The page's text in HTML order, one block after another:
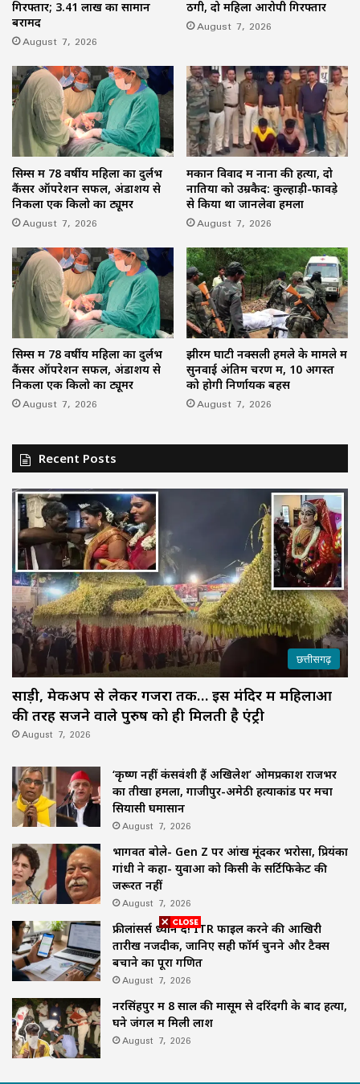
गिरफ्तार; 3.41 लाख का सामान
बरामद
August 7, 2026
ठगी, दो महिला आरोपी गिरफ्तार
August 7, 2026
सिम्स में 78 वर्षीय महिला का दुर्लभ
कैंसर ऑपरेशन सफल, अंडाशय से
निकला एक किलो का ट्यूमर
August 7, 2026
मकान विवाद में नाना की हत्या, दो
नातियों को उम्रकैद: कुल्हाड़ी-फावड़े
से किया था जानलेवा हमला
August 7, 2026
सिम्स में 78 वर्षीय महिला का दुर्लभ
कैंसर ऑपरेशन सफल, अंडाशय से
निकला एक किलो का ट्यूमर
August 7, 2026
झीरम घाटी नक्सली हमले के मामले में
सुनवाई अंतिम चरण में, 10 अगस्त
को होगी निर्णायक बहस
August 7, 2026
Recent Posts
छत्तीसगढ़
साड़ी, मेकअप से लेकर गजरा तक… इस मंदिर में महिलाओं
की तरह सजने वाले पुरुष को ही मिलती है एंट्री
August 7, 2026
‘कृष्ण नहीं कंसवंशी हैं अखिलेश’ ओमप्रकाश राजभर
का तीखा हमला, गाजीपुर-अमेठी हत्याकांड पर मचा
सियासी घमासान
August 7, 2026
भागवत बोले- Gen Z पर आंख मूंदकर भरोसा, प्रियंका
गांधी ने कहा- युवाओं को किसी के सर्टिफिकेट की
जरूरत नहीं
August 7, 2026
फ्रीलांसर्स ध्यान दें! ITR फाइल करने की आखिरी
तारीख नजदीक, जानिए सही फॉर्म चुनने और टैक्स
बचाने का पूरा गणित
August 7, 2026
नरसिंहपुर में 8 साल की मासूम से दरिंदगी के बाद हत्या,
घने जंगल में मिली लाश
August 7, 2026